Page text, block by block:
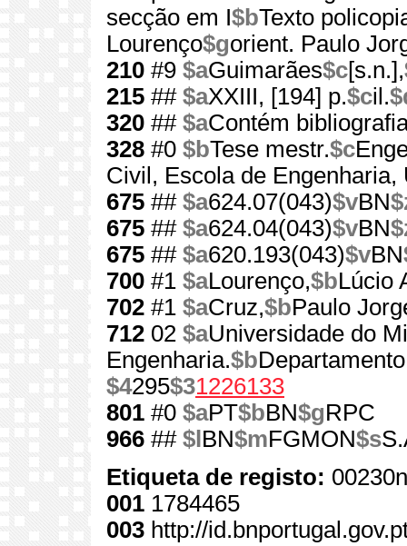
secção em I$bTexto
Lourenço$gorient. Paulo
210 #9 $aGuimarães$c[s.n.],
215 ## $aXXIII, [194] p.$cil.
320 ## $aContém
328 #0 $bTese mestr.$c
Civil, Escola de Engenharia,
675 ## $a624.07(043)$vBN
675 ## $a624.04(043)$vBN
675 ## $a620.193(043)$vBN
700 #1 $aLourenço,$bLúcio
702 #1 $aCruz,$bPaulo
712 02 $aUniversidade do
Engenharia.$b
$4295$31226133
801 #0 $aPT$bBN$gRPC
966 ## $l BN$mFGMON$s
Etiqueta de registo:
001 1784465
003 http://